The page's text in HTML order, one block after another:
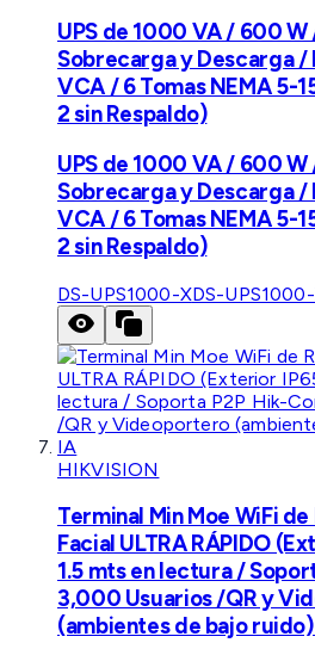
UPS de 1000 VA / 600
Sobrecarga y Descarga /
VCA / 6 Tomas NEMA 5-
2 sin Respaldo)
UPS de 1000 VA / 600
Sobrecarga y Descarga /
VCA / 6 Tomas NEMA 5-
2 sin Respaldo)
DS-UPS1000-XDS-
HIKVISION
Terminal Min Moe WiFi
Facial ULTRA RÁPIDO
1.5 mts en lectura /
3,000 Usuarios /QR y
(ambientes de bajo